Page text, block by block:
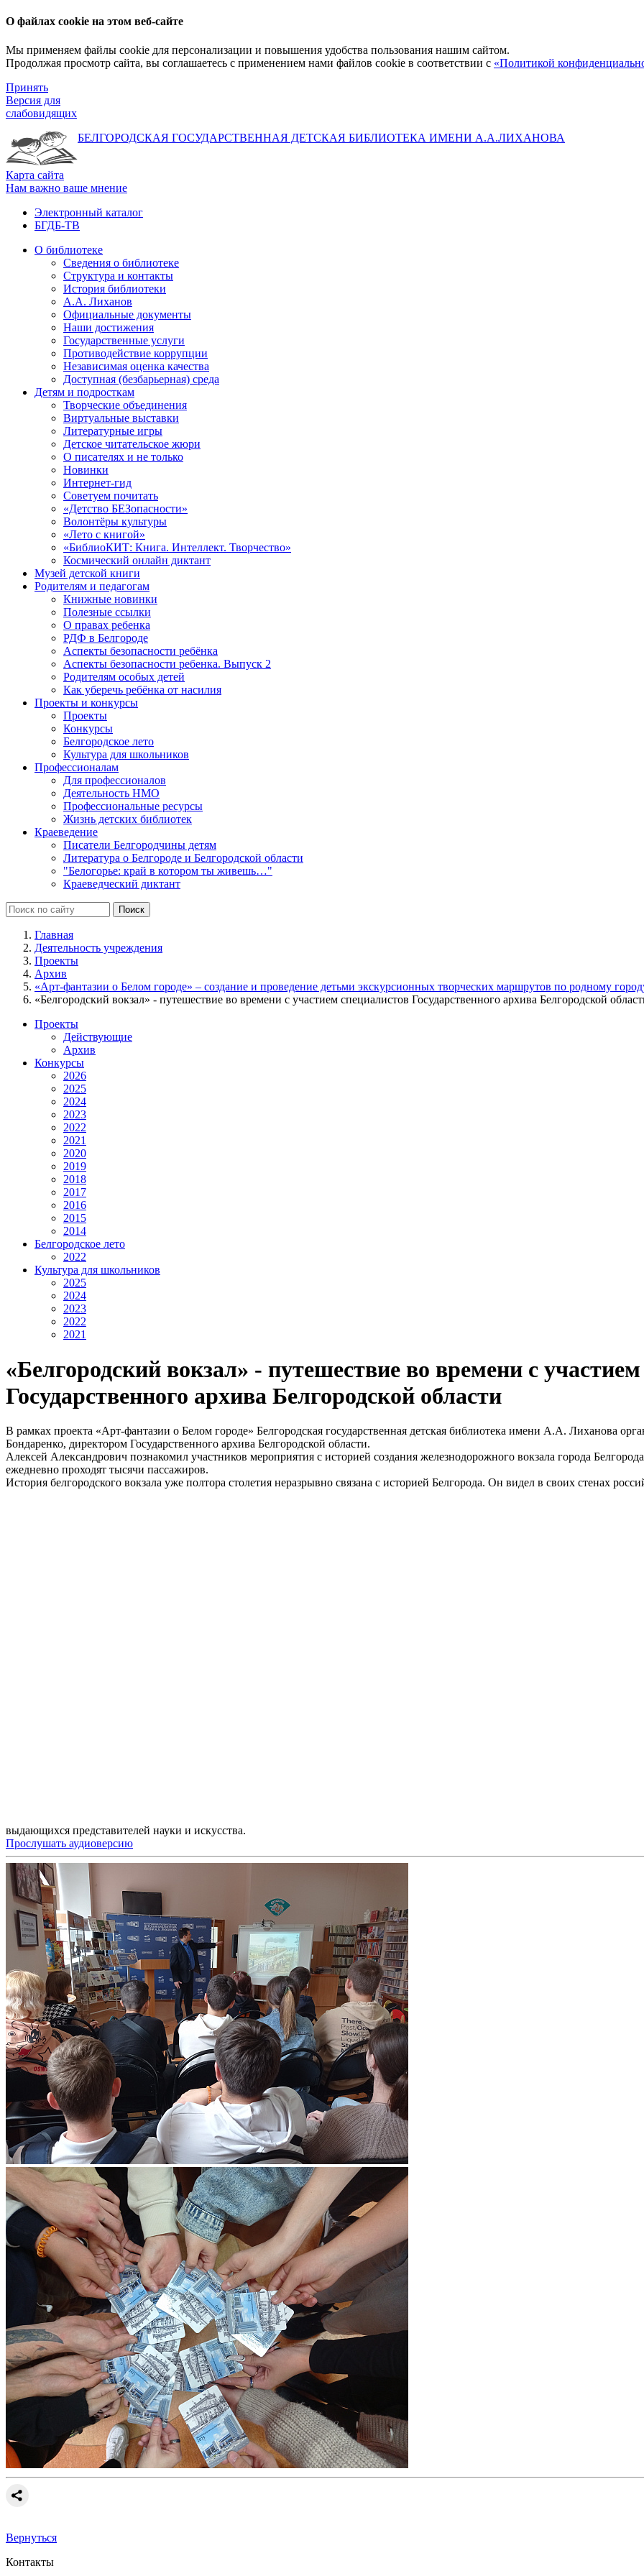
О файлах cookie на этом веб-сайте
Мы применяем файлы cookie для персонализации и повышения удобства пользования нашим сайтом.
Продолжая просмотр сайта, вы соглашаетесь с применением нами файлов cookie в соответствии с «Политикой
Принять
Версия для
слабовидящих
БЕЛГОРОДСКАЯ ГОСУДАРСТВЕННАЯ ДЕТСКАЯ БИБЛИОТЕКА ИМЕНИ А.А.ЛИХАНОВА
Карта сайта
Нам важно ваше мнение
Электронный каталог
БГДБ-ТВ
О библиотеке
Сведения о библиотеке
Структура и контакты
История библиотеки
А.А. Лиханов
Официальные документы
Наши достижения
Государственные услуги
Противодействие коррупции
Независимая оценка качества
Доступная (безбарьерная) среда
Детям и подросткам
Творческие объединения
Виртуальные выставки
Литературные игры
Детское читательское жюри
О писателях и не только
Новинки
Интернет-гид
Советуем почитать
«Детство БЕЗопасности»
Волонтёры культуры
«Лето с книгой»
«БиблиоКИТ: Книга. Интеллект. Творчество»
Космический онлайн диктант
Музей детской книги
Родителям и педагогам
Книжные новинки
Полезные ссылки
О правах ребенка
РДФ в Белгороде
Аспекты безопасности ребёнка
Аспекты безопасности ребенка. Выпуск 2
Родителям особых детей
Как уберечь ребёнка от насилия
Проекты и конкурсы
Проекты
Конкурсы
Белгородское лето
Культура для школьников
Профессионалам
Для профессионалов
Деятельность НМО
Профессиональные ресурсы
Жизнь детских библиотек
Краеведение
Писатели Белгородчины детям
Литература о Белгороде и Белгородской области
"Белогорье: край в котором ты живешь…"
Краеведческий диктант
Главная
Деятельность учреждения
Проекты
Архив
«Арт-фантазии о Белом городе» – создание и проведение детьми экскурсионных творческих маршрутов по родному
«Белгородский вокзал» - путешествие во времени с участием специалистов Государственного архива Белгородской
Проекты
Действующие
Архив
Конкурсы
2026
2025
2024
2023
2022
2021
2020
2019
2018
2017
2016
2015
2014
Белгородское лето
2022
Культура для школьников
2025
2024
2023
2022
2021
«Белгородский вокзал» - путешествие во времени с
Государственного архива Белгородской области
В рамках проекта «Арт-фантазии о Белом городе» Белгородская государственная детская библиотека имени А.А. Лиханова
Бондаренко, директором Государственного архива Белгородской области.
Алексей Александрович познакомил участников мероприятия с историей создания железнодорожного вокзала города
ежедневно проходят тысячи пассажиров.
История белгородского вокзала уже полтора столетия неразрывно связана с историей Белгорода. Он видел в своих стенах
выдающихся представителей науки и искусства.
Прослушать аудиоверсию
Вернуться
Контакты